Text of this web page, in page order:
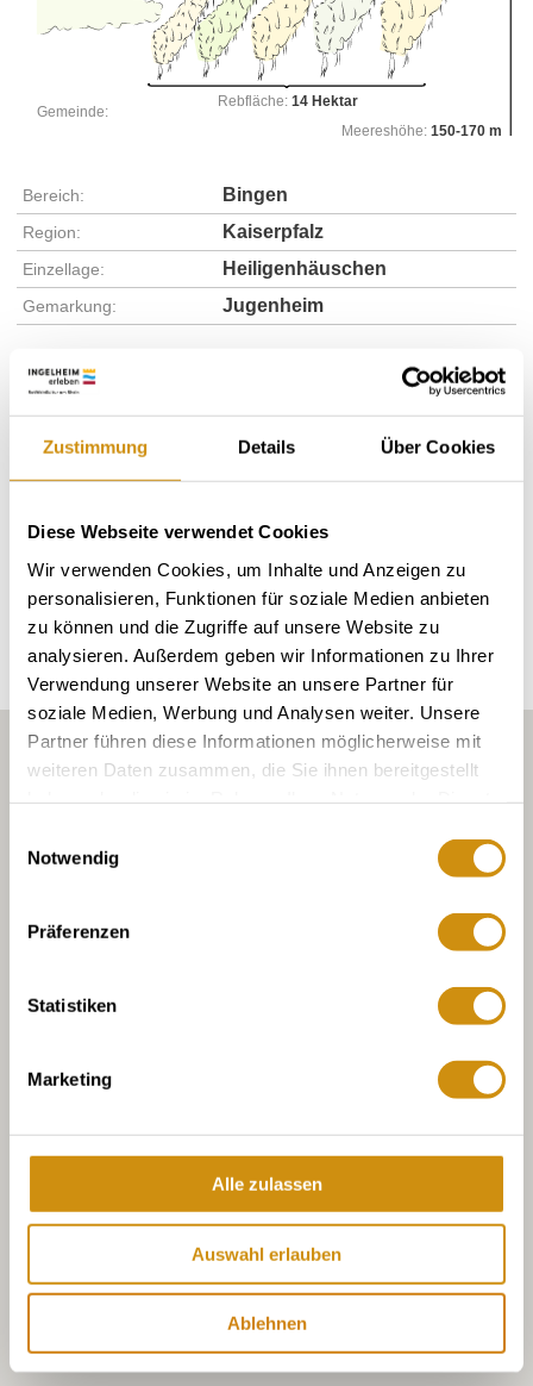
Zustimmung Details Über Cookies
Diese Webseite verwendet Cookies
Wir verwenden Cookies, um Inhalte und Anzeigen zu
personalisieren, Funktionen für soziale Medien anbieten
zu können und die Zugriffe auf unsere Website zu
analysieren. Außerdem geben wir Informationen zu Ihrer
Verwendung unserer Website an unsere Partner für
soziale Medien, Werbung und Analysen weiter. Unsere
Partner führen diese Informationen möglicherweise mit
weiteren Daten zusammen, die Sie ihnen bereitgestellt
Notwendig
Präferenzen
Statistiken
Marketing
Alle zulassen
Auswahl erlauben
Ablehnen
Rebfläche:14 Hektar
Gemeinde:
Meereshöhe: 150-170 m
Bereich: Bingen
Region: Kaiserpfalz
Einzellage: Heiligenhäuschen
Gemarkung: Jugenheim
Bodenarten
MERGEL/PELOSOL
Erkunden Sie die Umgebung
Weingüter